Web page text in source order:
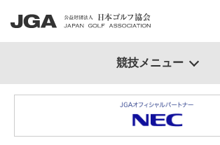
競技メニュー